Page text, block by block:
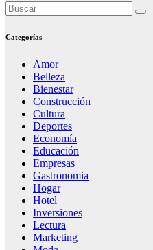
Categorías
Amor
Belleza
Bienestar
Construcción
Cultura
Deportes
Economía
Educación
Empresas
Gastronomia
Hogar
Hotel
Inversiones
Lectura
Marketing